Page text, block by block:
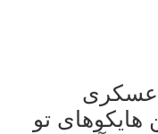
عسکری
تو